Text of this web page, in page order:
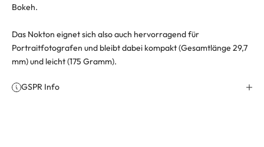
Bokeh.
Das Nokton eignet sich also auch hervorragend für
Portraitfotografen und bleibt dabei kompakt (Gesamtlänge 29,7
mm) und leicht (175 Gramm).
GSPR Info